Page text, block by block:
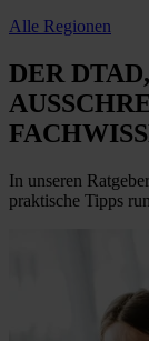
Alle Regionen
DER
In unseren
praktische Tipps